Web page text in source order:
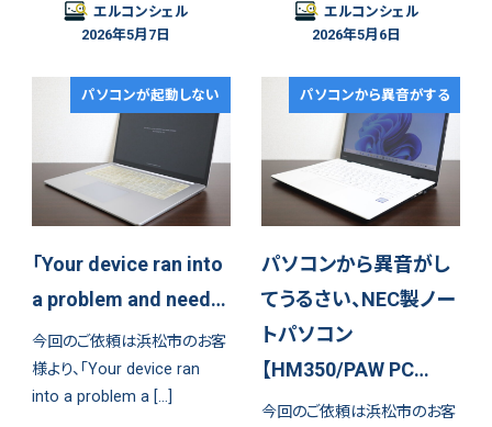
エルコンシェル
2026年5月7日
エルコンシェル
2026年5月6日
パソコンが起動しない
「Your device ran into
a problem and need…
今回のご依頼は浜松市のお客
様より、「Your device ran
into a problem a […]
パソコンから異音がする
パソコンから異音がし
てうるさい、NEC製ノー
トパソコン
【HM350/PAW PC…
今回のご依頼は浜松市のお客